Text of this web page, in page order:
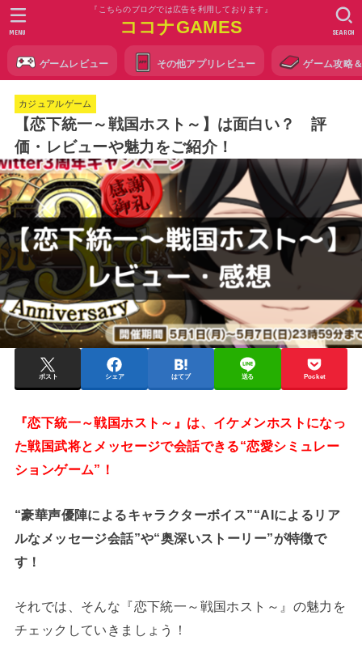
『こちらのブログでは広告を利用しております』
ココナGAMES
ゲームレビュー その他アプリレビュー ゲーム攻略
SEARCH
MENU
カジュアルゲーム
【恋下統一～戦国ホスト～】は面白い？ 評
価・レビューや魅力をご紹介！
ポスト シェア はてブ 送る Pocket
『恋下統一～戦国ホスト～』は、イケメンホストになっ
た戦国武将とメッセージで会話できる“恋愛シミュレー
ションゲーム”！
“豪華声優陣によるキャラクターボイス”“AIによるリア
ルなメッセージ会話”や“奥深いストーリー”が特徴で
す！
それでは、そんな『恋下統一～戦国ホスト～』の魅力を
チェックしていきましょう！